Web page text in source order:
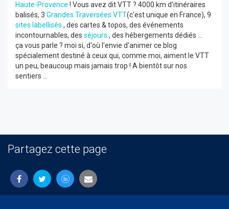
Haute-Provence ! Vous avez dit VTT ? 4000 km d'itinéraires
balisés, 3 Grandes Traversées VTT(c'est unique en France), 9
sites labellisés , des cartes & topos, des événements
incontournables, des séjours , des hébergements dédiés ...
ça vous parle ? moi si, d'où l'envie d'animer ce blog
spécialement destiné à ceux qui, comme moi, aiment le VTT
un peu, beaucoup mais jamais trop ! A bientôt sur nos
sentiers ...
Partagez cette page